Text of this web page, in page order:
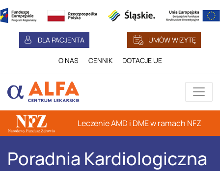
DLA PACJENTA UMÓW WIZYTĘ
O NAS CENNIK DOTACJE UE
Leczenie AMD i DME w ramach NFZ
Poradnia Kardiologiczna